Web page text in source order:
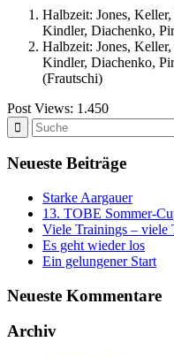
Halbzeit: Jones,
Kindler, Diachenko,
Halbzeit: Jones,
Kindler, Diachenko,
(Frautschi)
Post Views: 1.450
Neueste Beiträge
Starke Aargauer
13. TOBE Sommer-
Viele Trainings – viele
Es geht wieder los
Ein gelungener Start
Neueste Kommentare
Archiv